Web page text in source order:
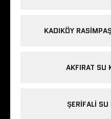
KADIKÖY
AKFIRAT SU
ŞERIFALI